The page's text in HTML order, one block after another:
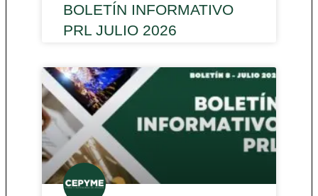
BOLETÍN INFORMATIVO
PRL JULIO 2026